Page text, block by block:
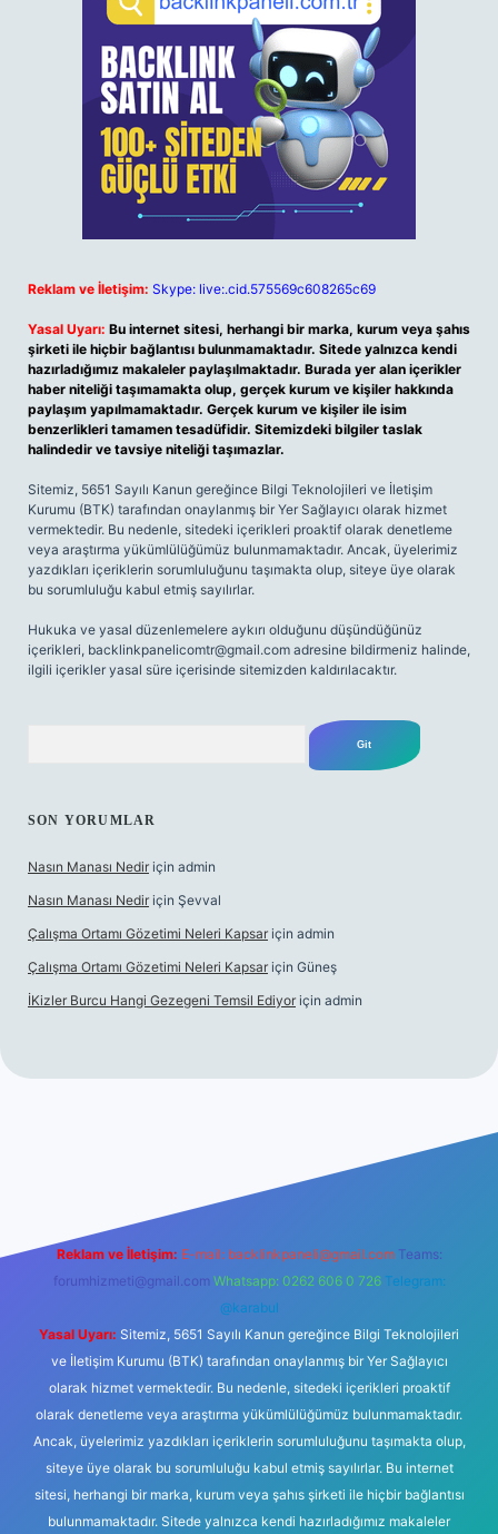
Reklam ve İletişim: Skype: live:.cid.575569c608265c69
Yasal Uyarı: Bu internet sitesi, herhangi bir marka, kurum veya şahıs
şirketi ile hiçbir bağlantısı bulunmamaktadır. Sitede yalnızca kendi
hazırladığımız makaleler paylaşılmaktadır. Burada yer alan içerikler
haber niteliği taşımamakta olup, gerçek kurum ve kişiler hakkında
paylaşım yapılmamaktadır. Gerçek kurum ve kişiler ile isim
benzerlikleri tamamen tesadüfidir. Sitemizdeki bilgiler taslak
halindedir ve tavsiye niteliği taşımazlar.
Sitemiz, 5651 Sayılı Kanun gereğince Bilgi Teknolojileri ve İletişim
Kurumu (BTK) tarafından onaylanmış bir Yer Sağlayıcı olarak hizmet
vermektedir. Bu nedenle, sitedeki içerikleri proaktif olarak denetleme
veya araştırma yükümlülüğümüz bulunmamaktadır. Ancak, üyelerimiz
yazdıkları içeriklerin sorumluluğunu taşımakta olup, siteye üye olarak
bu sorumluluğu kabul etmiş sayılırlar.
Hukuka ve yasal düzenlemelere aykırı olduğunu düşündüğünüz
içerikleri, backlinkpanelicomtr@gmail.com adresine bildirmeniz halinde,
ilgili içerikler yasal süre içerisinde sitemizden kaldırılacaktır.
SON YORUMLAR
Nasın Manası Nedir için admin
Nasın Manası Nedir için Şevval
Çalışma Ortamı Gözetimi Neleri Kapsar için admin
Çalışma Ortamı Gözetimi Neleri Kapsar için Güneş
İKizler Burcu Hangi Gezegeni Temsil Ediyor için admin
Reklam ve İletişim: E-mail: backlinkpaneli@gmail.com Teams:
forumhizmeti@gmail.com Whatsapp: 0262 606 0 726 Telegram:
@karabul
Yasal Uyarı: Sitemiz, 5651 Sayılı Kanun gereğince Bilgi Teknolojileri
ve İletişim Kurumu (BTK) tarafından onaylanmış bir Yer Sağlayıcı
olarak hizmet vermektedir. Bu nedenle, sitedeki içerikleri proaktif
olarak denetleme veya araştırma yükümlülüğümüz bulunmamaktadır.
Ancak, üyelerimiz yazdıkları içeriklerin sorumluluğunu taşımakta olup,
siteye üye olarak bu sorumluluğu kabul etmiş sayılırlar. Bu internet
sitesi, herhangi bir marka, kurum veya şahıs şirketi ile hiçbir bağlantısı
bulunmamaktadır. Sitede yalnızca kendi hazırladığımız makaleler